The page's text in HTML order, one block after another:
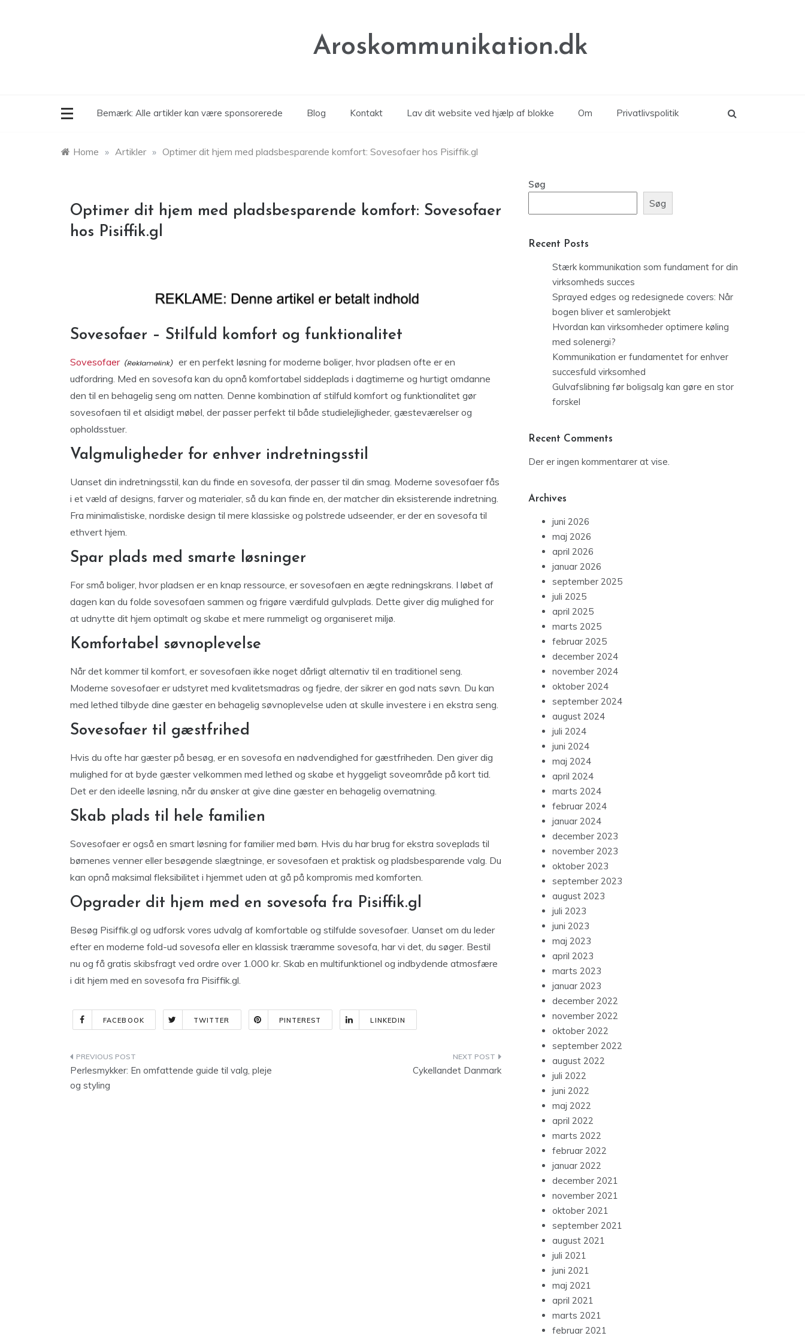
Aroskommunikation.dk
Bemærk: Alle artikler kan være sponsorerede Blog Kontakt Lav dit website ved hjælp af blokke Om Privatlivspolitik
Home » Artikler » Optimer dit hjem med pladsbesparende komfort: Sovesofaer hos Pisiffik.gl
Optimer dit hjem med pladsbesparende komfort: Sovesofaer
hos Pisiffik.gl
Sovesofaer – Stilfuld komfort og funktionalitet
Sovesofaer
er en perfekt løsning for moderne boliger, hvor pladsen ofte er en
udfordring. Med en sovesofa kan du opnå komfortabel siddeplads i dagtimerne og hurtigt omdanne
den til en behagelig seng om natten. Denne kombination af stilfuld komfort og funktionalitet gør
sovesofaen til et alsidigt møbel, der passer perfekt til både studielejligheder, gæsteværelser og
opholdsstuer.
Valgmuligheder for enhver indretningsstil
Uanset din indretningsstil, kan du finde en sovesofa, der passer til din smag. Moderne sovesofaer fås
i et væld af designs, farver og materialer, så du kan finde en, der matcher din eksisterende indretning.
Fra minimalistiske, nordiske design til mere klassiske og polstrede udseender, er der en sovesofa til
ethvert hjem.
Spar plads med smarte løsninger
For små boliger, hvor pladsen er en knap ressource, er sovesofaen en ægte redningskrans. I løbet af
dagen kan du folde sovesofaen sammen og frigøre værdifuld gulvplads. Dette giver dig mulighed for
at udnytte dit hjem optimalt og skabe et mere rummeligt og organiseret miljø.
Komfortabel søvnoplevelse
Når det kommer til komfort, er sovesofaen ikke noget dårligt alternativ til en traditionel seng.
Moderne sovesofaer er udstyret med kvalitetsmadras og fjedre, der sikrer en god nats søvn. Du kan
med lethed tilbyde dine gæster en behagelig søvnoplevelse uden at skulle investere i en ekstra seng.
Sovesofaer til gæstfrihed
Hvis du ofte har gæster på besøg, er en sovesofa en nødvendighed for gæstfriheden. Den giver dig
mulighed for at byde gæster velkommen med lethed og skabe et hyggeligt soveområde på kort tid.
Det er den ideelle løsning, når du ønsker at give dine gæster en behagelig overnatning.
Skab plads til hele familien
Sovesofaer er også en smart løsning for familier med børn. Hvis du har brug for ekstra soveplads til
børnenes venner eller besøgende slægtninge, er sovesofaen et praktisk og pladsbesparende valg. Du
kan opnå maksimal fleksibilitet i hjemmet uden at gå på kompromis med komforten.
Opgrader dit hjem med en sovesofa fra Pisiffik.gl
Besøg Pisiffik.gl og udforsk vores udvalg af komfortable og stilfulde sovesofaer. Uanset om du leder
efter en moderne fold-ud sovesofa eller en klassisk træramme sovesofa, har vi det, du søger. Bestil
nu og få gratis skibsfragt ved ordre over 1.000 kr. Skab en multifunktionel og indbydende atmosfære
i dit hjem med en sovesofa fra Pisiffik.gl.
FACEBOOK TWITTER PINTEREST LINKEDIN
Indlægsnavigation
Perlesmykker: En omfattende guide til valg, pleje
og styling
Cykellandet Danmark
Søg
Søg
Recent Posts
Stærk kommunikation som fundament for din
virksomheds succes
Sprayed edges og redesignede covers: Når
bogen bliver et samlerobjekt
Hvordan kan virksomheder optimere køling
med solenergi?
Kommunikation er fundamentet for enhver
succesfuld virksomhed
Gulvafslibning før boligsalg kan gøre en stor
forskel
Recent Comments
Der er ingen kommentarer at vise.
Archives
juni 2026
maj 2026
april 2026
januar 2026
september 2025
juli 2025
april 2025
marts 2025
februar 2025
december 2024
november 2024
oktober 2024
september 2024
august 2024
juli 2024
juni 2024
maj 2024
april 2024
marts 2024
februar 2024
januar 2024
december 2023
november 2023
oktober 2023
september 2023
august 2023
juli 2023
juni 2023
maj 2023
april 2023
marts 2023
januar 2023
december 2022
november 2022
oktober 2022
september 2022
august 2022
juli 2022
juni 2022
maj 2022
april 2022
marts 2022
februar 2022
januar 2022
december 2021
november 2021
oktober 2021
september 2021
august 2021
juli 2021
juni 2021
maj 2021
april 2021
marts 2021
februar 2021